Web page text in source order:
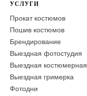
УСЛУГИ
Прокат костюмов
Пошив костюмов
Брендирование
Выездная фотостудия
Выездная костюмерная
Выездная гримерка
Фотодни